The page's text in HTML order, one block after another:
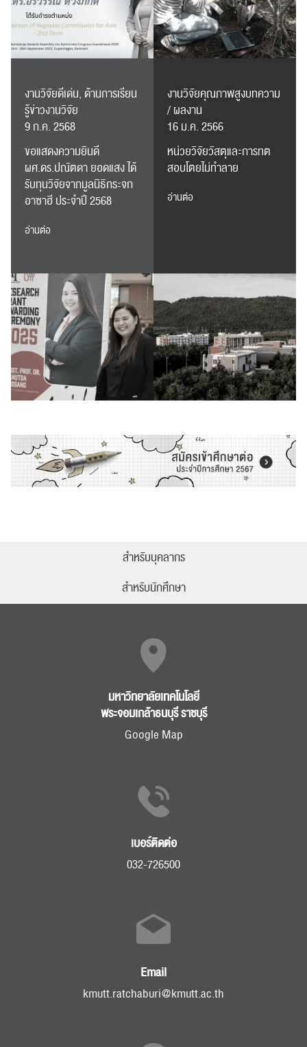
งานวิจัยดีเด่น, ด้านการเรียน
รู้ข่าวงานวิจัย
9 ก.ค. 2568
ขอแสดงความยินดี
ผศ.ดร.ปณัตดา ยอดแสง ได้
รับทุนวิจัยจากมูลนิธิกระจก
อาซาฮี ประจำปี 2568
อ่านต่อ
งานวิจัยคุณภาพสูงบทความ
/ ผลงาน
16 ม.ค. 2566
หน่วยวิจัยวัสตุและการทต
สอบโตยไม่ทำลาย
อ่านต่อ
สำหรับบุคลากร
สำหรับนักศึกษา
มหาวิทยาลัยเทคโนโลยี
พระจอมเกล้าธนบุรี ราชบุรี
Google Map
เบอร์ติดต่อ
032-726500
Email
kmutt.ratchaburi@kmutt.ac.th
RC Activity
ส่งข่าวประชาสัมพันธ์
ปฏิทิน
ส่งข่าวประชาสัมพันธ์